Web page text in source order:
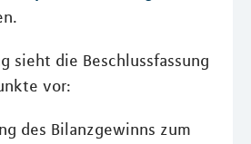
sieht die Beschlussfassung
vor:
des Bilanzgewinns zum